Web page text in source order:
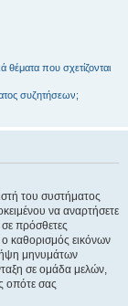
που σχετίζονται
συζητήσεων;
του συστήματος
να αναρτήσετε
πρόσθετες
ο καθορισμός εικόνων
μηνυμάτων
σε ομάδα μελών,
οπότε σας